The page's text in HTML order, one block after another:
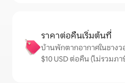
ราคาต่อคืนเริ่มต้นที่
บ้านพักตากอากาศในชาง
$10 USD ต่อคืน (ไม่รวมภ